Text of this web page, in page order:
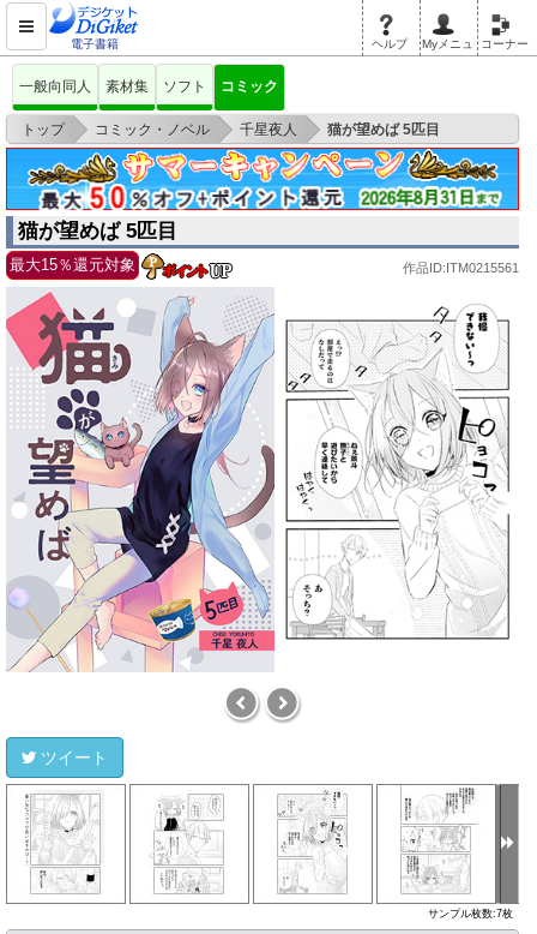
電子書籍 ヘルプ Myメニュ コーナー
一般向同人 素材集 ソフト コミック
トップ > コミック・ノベル > 千星夜人 > 猫が望めば 5匹目
猫が望めば 5匹目
最大15％還元対象 作品ID:ITM0215561
ツイート
サンプル枚数:7枚